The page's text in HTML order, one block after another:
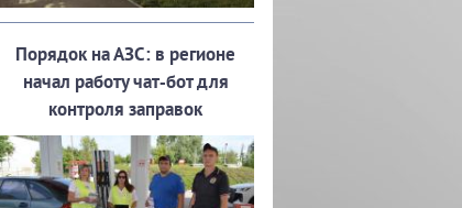
Порядок на АЗС: в регионе
начал работу чат‑бот для
контроля заправок